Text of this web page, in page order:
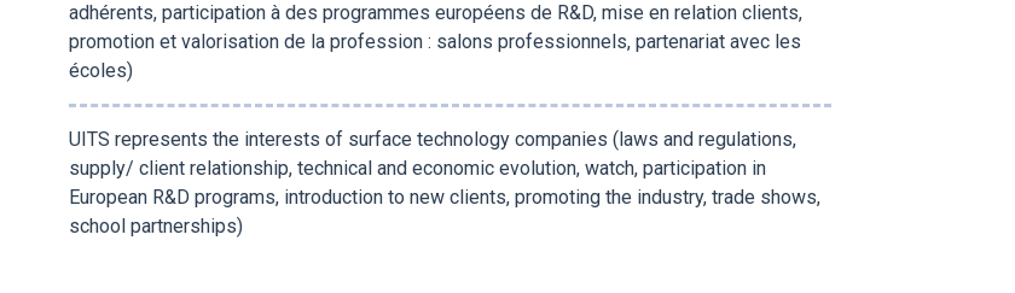
adhérents, participation à des programmes européens de R&D, mise en relation clients,
promotion et valorisation de la profession : salons professionnels, partenariat avec les
écoles)
UITS represents the interests of surface technology companies (laws and regulations,
supply/ client relationship, technical and economic evolution, watch, participation in
European R&D programs, introduction to new clients, promoting the industry, trade shows,
school partnerships)